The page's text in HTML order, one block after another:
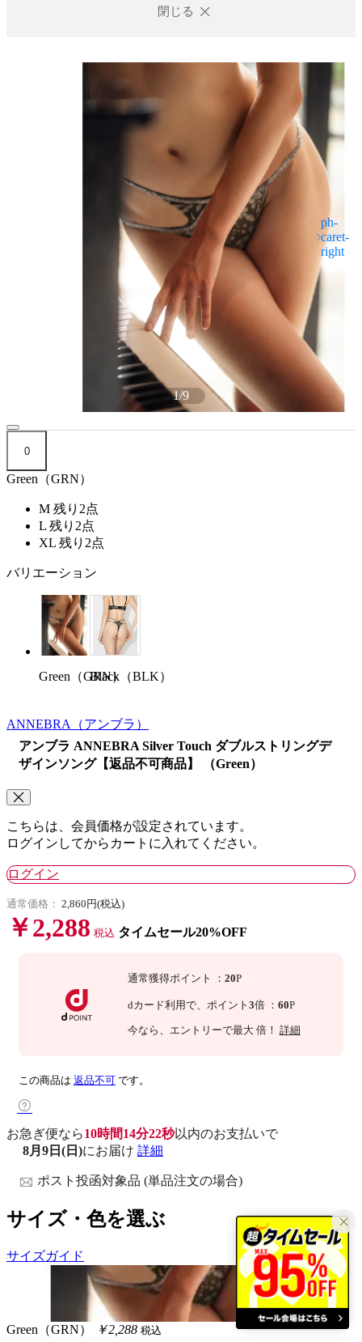
閉じる
1/9
0
Green（GRN）
M 残り2点
L 残り2点
XL 残り2点
バリエーション
Green（GRN）Black（BLK）
ANNEBRA （アンブラ）
アンブラ ANNEBRA Silver Touch ダブルストリングデ
ザインソング【返品不可商品】 （Green）
こちらは、会員価格が設定されています。
ログインしてからカートに入れてください。
ログイン
通常価格： 2,860円(税込)
￥2,288 税込 タイムセール20%OFF
通常獲得ポイント ： 20P
dカード利用で、 ポイント 3倍 ： 60P
今なら 、エントリーで最大 倍！ 詳細
この商品は 返品不可 です。
お急ぎ便なら10時間14分21秒以内のお支払いで
8月9日(日)にお届け 詳細
ポスト投函対象品 (単品注文の場合)
サイズ・色を選ぶ
サイズガイド
Green（GRN） ￥2,288 税込